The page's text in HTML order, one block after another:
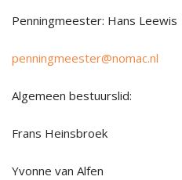
Penningmeester: Hans Leewis
penningmeester@nomac.nl
Algemeen bestuurslid:
Frans Heinsbroek
Yvonne van Alfen